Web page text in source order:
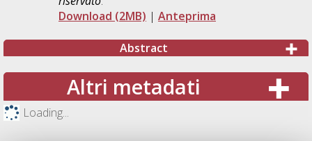
Download (2MB) | Anteprima
Abstract
Altri metadati
Loading...